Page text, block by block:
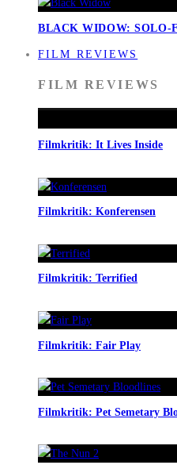
BLACK WIDOW: SOLO-
FILM REVIEWS
FILM REVIEWS
Filmkritik: It Lives Inside
Filmkritik: Konferensen
Filmkritik: Terrified
Filmkritik: Fair Play
Filmkritik: Pet Semetary